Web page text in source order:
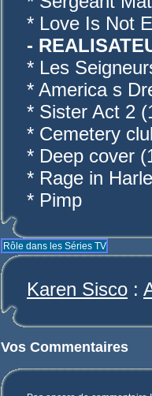
* Love Is Not
-
* Les
* America s
* Sister Act 2
* Cemetery
* Deep cover
* Rage in
* Pimp
Rôle dans les Séries TV
Karen Sisco :
Vos Commentaires